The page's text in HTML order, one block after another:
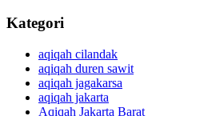
Kategori
aqiqah cilandak
aqiqah duren sawit
aqiqah jagakarsa
aqiqah jakarta
Aqiqah Jakarta Barat